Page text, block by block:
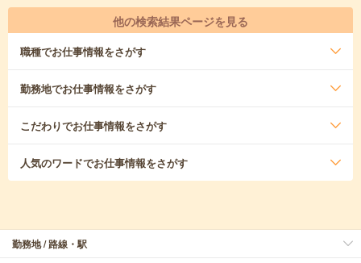
他の検索結果ページを見る
職種でお仕事情報をさがす
勤務地でお仕事情報をさがす
こだわりでお仕事情報をさがす
人気のワードでお仕事情報をさがす
勤務地 / 路線・駅